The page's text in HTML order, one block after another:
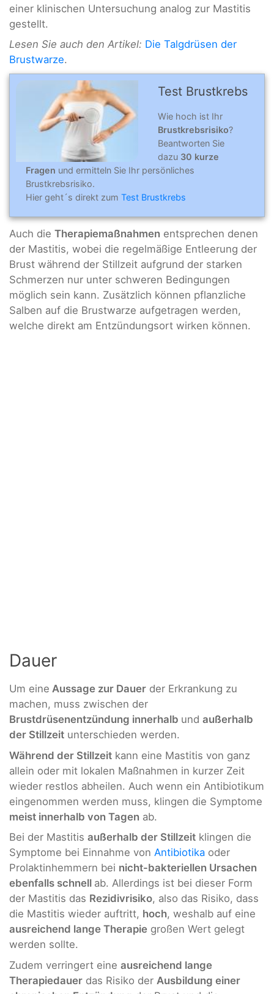
einer klinischen Untersuchung analog zur Mastitis
gestellt.
Lesen Sie auch den Artikel: Die Talgdrüsen der
Brustwarze.
Test Brustkrebs
Wie hoch ist Ihr
Brustkrebsrisiko?
Beantworten Sie
dazu 30 kurze
Fragen und ermitteln Sie Ihr persönliches
Brustkrebsrisiko.
Hier geht´s direkt zum Test Brustkrebs
Auch die Therapiemaßnahmen entsprechen denen
der Mastitis, wobei die regelmäßige Entleerung der
Brust während der Stillzeit aufgrund der starken
Schmerzen nur unter schweren Bedingungen
möglich sein kann. Zusätzlich können pflanzliche
Salben auf die Brustwarze aufgetragen werden,
welche direkt am Entzündungsort wirken können.
Dauer
Um eine Aussage zur Dauer der Erkrankung zu
machen, muss zwischen der
Brustdrüsenentzündung innerhalb und außerhalb
der Stillzeit unterschieden werden.
Während der Stillzeit kann eine Mastitis von ganz
allein oder mit lokalen Maßnahmen in kurzer Zeit
wieder restlos abheilen. Auch wenn ein Antibiotikum
eingenommen werden muss, klingen die Symptome
meist innerhalb von Tagen ab.
Bei der Mastitis außerhalb der Stillzeit klingen die
Symptome bei Einnahme von Antibiotika oder
Prolaktinhemmern bei nicht-bakteriellen Ursachen
ebenfalls schnell ab. Allerdings ist bei dieser Form
der Mastitis das Rezidivrisiko, also das Risiko, dass
die Mastitis wieder auftritt, hoch, weshalb auf eine
ausreichend lange Therapie großen Wert gelegt
werden sollte.
Zudem verringert eine ausreichend lange
Therapiedauer das Risiko der Ausbildung einer